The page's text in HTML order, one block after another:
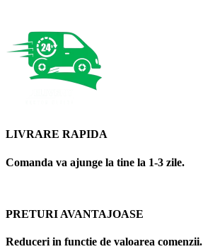
LIVRARE RAPIDA
Comanda va ajunge la tine la 1-3 zile.
PRETURI AVANTAJOASE
Reduceri in functie de valoarea comenzii.